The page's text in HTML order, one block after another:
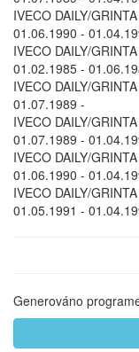
IVECO DAILY/
01.06.1990 -
IVECO DAILY/
01.02.1985 -
IVECO DAILY/
01.07.1989 -
IVECO DAILY/
01.07.1989 -
IVECO DAILY/
01.06.1990 -
IVECO DAILY/
01.05.1991 -
Generováno